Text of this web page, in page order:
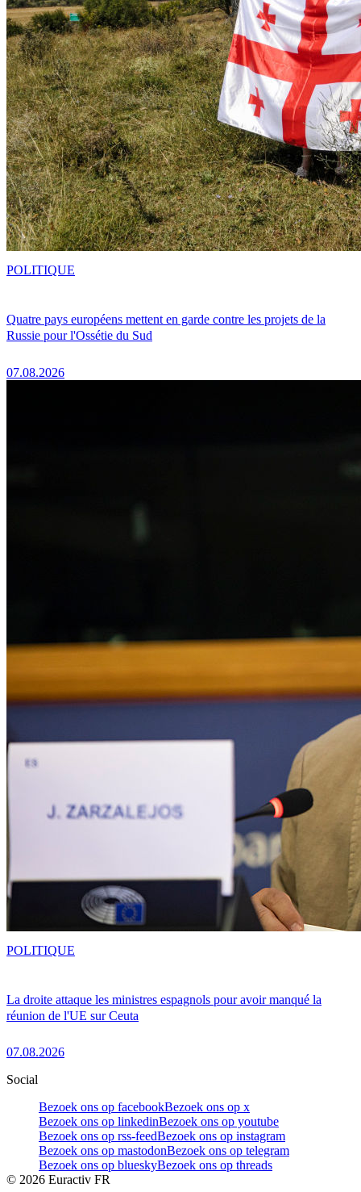
Quatre pays européens mettent en garde contre les projets de la
Russie pour l'Ossétie du Sud
07.08.2026
POLITIQUE
La droite attaque les ministres espagnols pour avoir manqué la
réunion de l'UE sur Ceuta
07.08.2026
POLITIQUE
Social
Bezoek ons op facebookBezoek ons op x
Bezoek ons op linkedinBezoek ons op youtube
Bezoek ons op rss-feedBezoek ons op instagram
Bezoek ons op mastodonBezoek ons op telegram
Bezoek ons op blueskyBezoek ons op threads
© 2026 Euractiv FR